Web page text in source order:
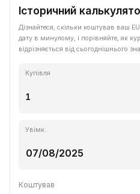
Історичний
Дізнайтеся, скільки коштував ваш
дату в минулому, і порівняйте, як
відрізняється від сьогоднішнього
Купівля
Увімк.
Коштував